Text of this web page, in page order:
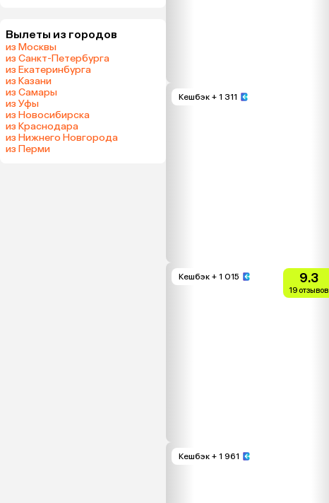
Вылеты из городов
из Москвы
из Санкт-Петербурга
из Екатеринбурга
из Казани
из Самары
из Уфы
из Новосибирска
из Краснодара
из Нижнего Новгорода
из Перми
Кешбэк + 1 311
Кешбэк + 1 015 9.3
19 отзывов
Кешбэк + 1 961